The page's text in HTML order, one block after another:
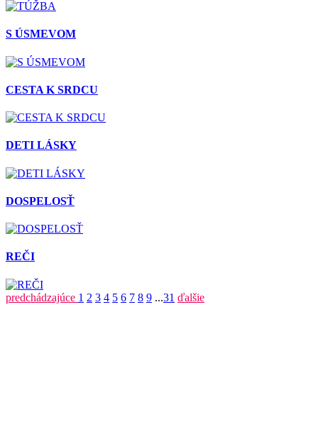
S ÚSMEVOM
CESTA K SRDCU
DETI LÁSKY
DOSPELOSŤ
REČI
predchádzajúce 1 2 3 4 5 6 7 8 9 ...31 ďalšie